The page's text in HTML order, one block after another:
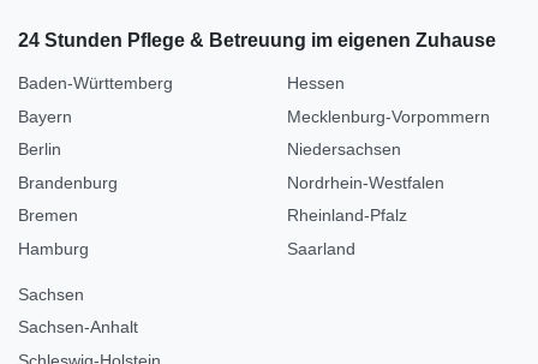
24 Stunden Pflege & Betreuung im eigenen Zuhause
Baden-Württemberg
Bayern
Berlin
Brandenburg
Bremen
Hamburg
Hessen
Mecklenburg-Vorpommern
Niedersachsen
Nordrhein-Westfalen
Rheinland-Pfalz
Saarland
Sachsen
Sachsen-Anhalt
Schleswig-Holstein